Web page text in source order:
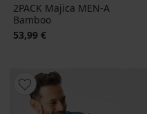
2PACK Majica MEN-A
Bamboo
53,99 €